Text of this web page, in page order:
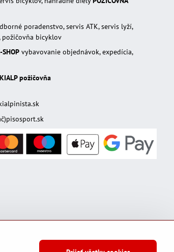
poradenstvo, servis ATK, servis lyží,
požičovňa bicyklov
SHOP vybavovanie objednávok, expedícia,
požičovňa